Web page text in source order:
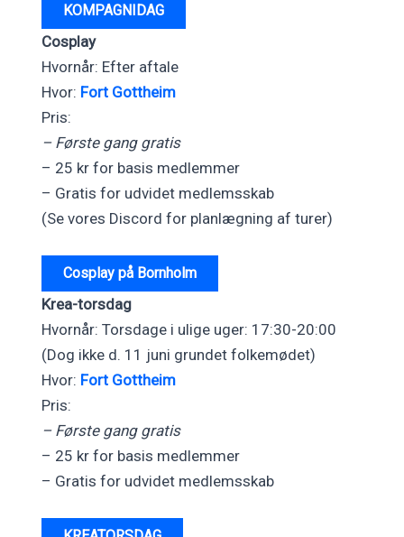
KOMPAGNIDAG
Cosplay
Hvornår: Efter aftale
Hvor: Fort Gottheim
Pris:
– Første gang gratis
– 25 kr for basis medlemmer
– Gratis for udvidet medlemsskab
(Se vores Discord for planlægning af turer)
Cosplay på Bornholm
Krea-torsdag
Hvornår: Torsdage i ulige uger: 17:30-20:00
(Dog ikke d. 11 juni grundet folkemødet)
Hvor: Fort Gottheim
Pris:
– Første gang gratis
– 25 kr for basis medlemmer
– Gratis for udvidet medlemsskab